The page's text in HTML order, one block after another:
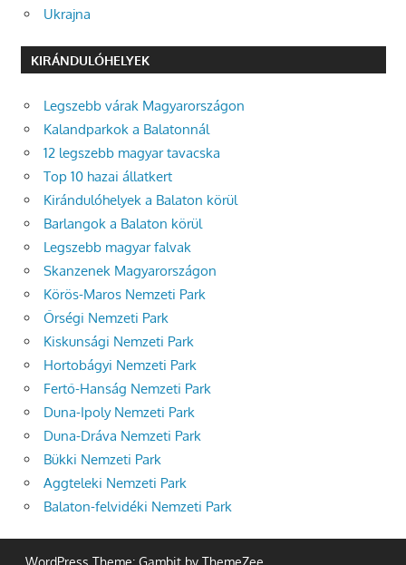
Ukrajna
KIRÁNDULÓHELYEK
Legszebb várak Magyarországon
Kalandparkok a Balatonnál
12 legszebb magyar tavacska
Top 10 hazai állatkert
Kirándulóhelyek a Balaton körül
Barlangok a Balaton körül
Legszebb magyar falvak
Skanzenek Magyarországon
Körös-Maros Nemzeti Park
Őrségi Nemzeti Park
Kiskunsági Nemzeti Park
Hortobágyi Nemzeti Park
Fertő-Hanság Nemzeti Park
Duna-Ipoly Nemzeti Park
Duna-Dráva Nemzeti Park
Bükki Nemzeti Park
Aggteleki Nemzeti Park
Balaton-felvidéki Nemzeti Park